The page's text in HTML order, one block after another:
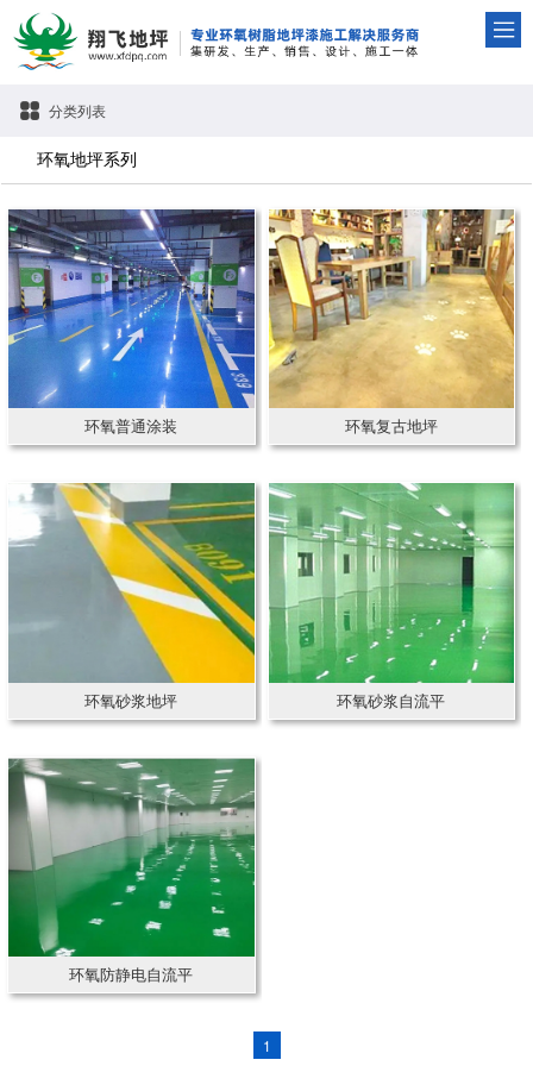
分类列表
环氧地坪系列
环氧普通涂装 环氧复古地坪
环氧砂浆地坪 环氧砂浆自流平
环氧防静电自流平
1